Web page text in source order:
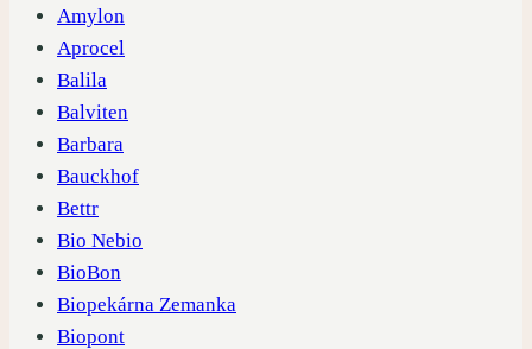
Amylon
Aprocel
Balila
Balviten
Barbara
Bauckhof
Bettr
Bio Nebio
BioBon
Biopekárna Zemanka
Biopont